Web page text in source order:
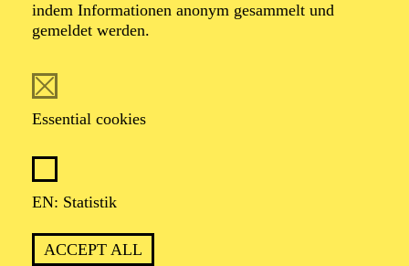
indem Informationen anonym gesammelt und
gemeldet werden.
Essential cookies
EN: Statistik
ACCEPT ALL
Supported by